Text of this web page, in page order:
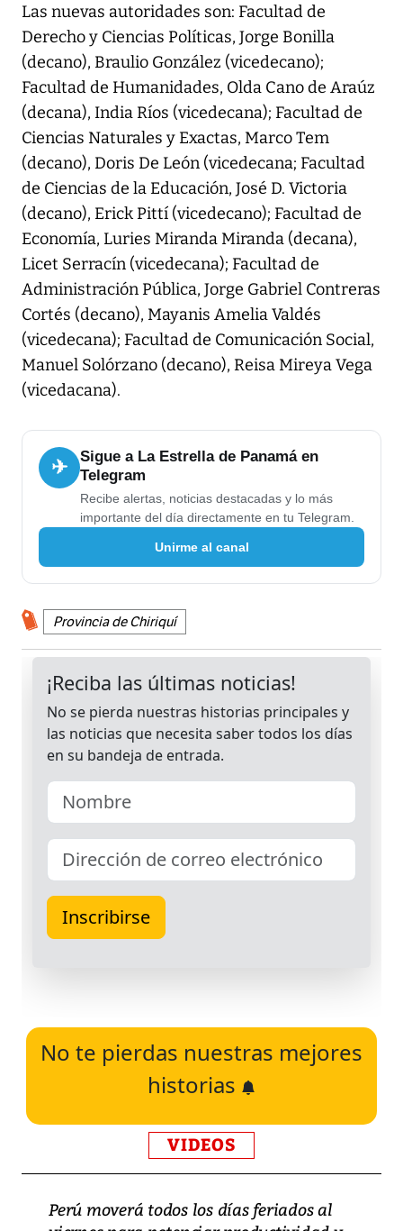
Las nuevas autoridades son: Facultad de
Derecho y Ciencias Políticas, Jorge Bonilla
(decano), Braulio González (vicedecano);
Facultad de Humanidades, Olda Cano de Araúz
(decana), India Ríos (vicedecana); Facultad de
Ciencias Naturales y Exactas, Marco Tem
(decano), Doris De León (vicedecana; Facultad
de Ciencias de la Educación, José D. Victoria
(decano), Erick Pittí (vicedecano); Facultad de
Economía, Luries Miranda Miranda (decana),
Licet Serracín (vicedecana); Facultad de
Administración Pública, Jorge Gabriel Contreras
Cortés (decano), Mayanis Amelia Valdés
(vicedecana); Facultad de Comunicación Social,
Manuel Solórzano (decano), Reisa Mireya Vega
(vicedacana).
✈
Sigue a La Estrella de Panamá en
Telegram
Recibe alertas, noticias destacadas y lo más
importante del día directamente en tu Telegram.
Unirme al canal
Provincia de Chiriquí
No te pierdas nuestras mejores
historias
VIDEOS
Perú moverá todos los días feriados al